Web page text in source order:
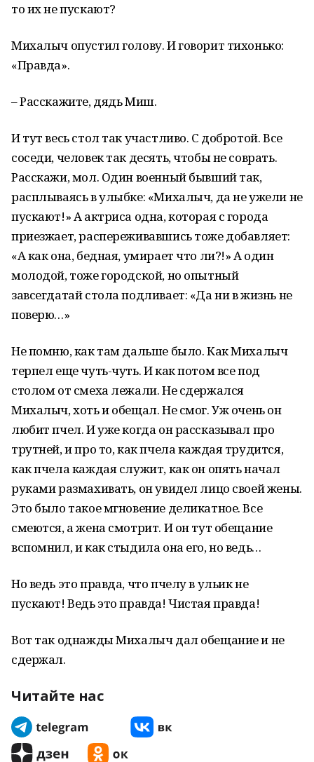
то их не пускают?
Михалыч опустил голову. И говорит тихонько:
«Правда».
– Расскажите, дядь Миш.
И тут весь стол так участливо. С добротой. Все
соседи, человек так десять, чтобы не соврать.
Расскажи, мол. Один военный бывший так,
расплываясь в улыбке: «Михалыч, да не ужели не
пускают!» А актриса одна, которая с города
приезжает, распереживавшись тоже добавляет:
«А как она, бедная, умирает что ли?!» А один
молодой, тоже городской, но опытный
завсегдатай стола подливает: «Да ни в жизнь не
поверю…»
Не помню, как там дальше было. Как Михалыч
терпел еще чуть-чуть. И как потом все под
столом от смеха лежали. Не сдержался
Михалыч, хоть и обещал. Не смог. Уж очень он
любит пчел. И уже когда он рассказывал про
трутней, и про то, как пчела каждая трудится,
как пчела каждая служит, как он опять начал
руками размахивать, он увидел лицо своей жены.
Это было такое мгновение деликатное. Все
смеются, а жена смотрит. И он тут обещание
вспомнил, и как стыдила она его, но ведь…
Но ведь это правда, что пчелу в ульик не
пускают! Ведь это правда! Чистая правда!
Вот так однажды Михалыч дал обещание и не
сдержал.
Читайте нас